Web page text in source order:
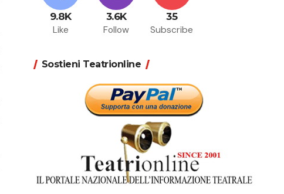
9.8K
Like
3.6K
Follow
35
Subscribe
Sostieni Teatrionline